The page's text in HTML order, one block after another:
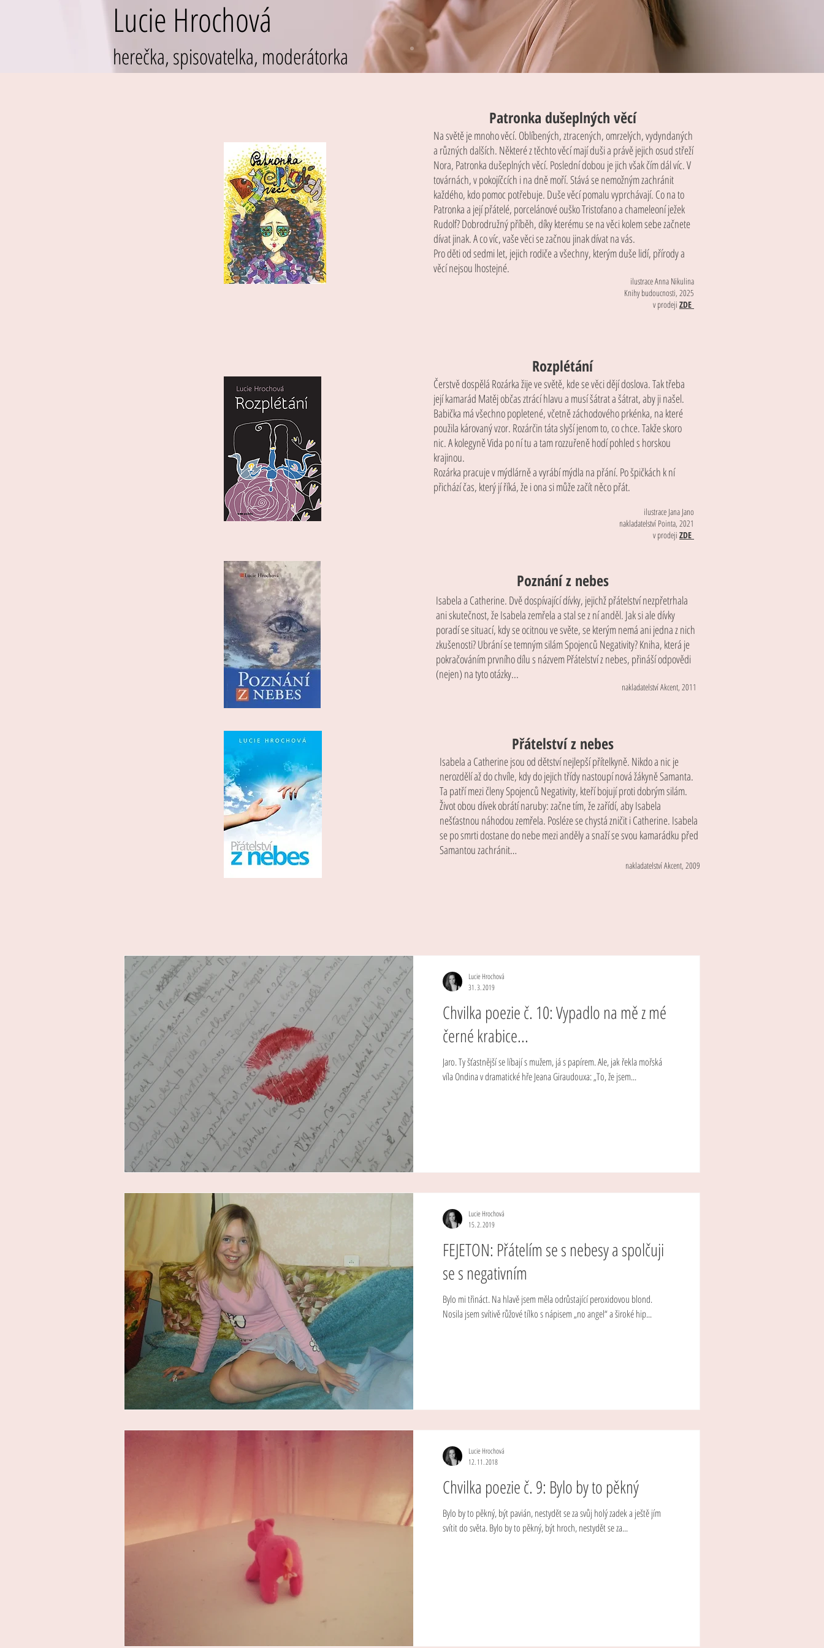
Lucie Hrochová
herečka, spisovatelka, moderátorka
Patronka dušeplných věcí
Na světě je mnoho věcí. Oblíbených, ztracených, omrzelých, vydyndaných
a různých dalších. Některé z těchto věcí mají duši a právě jejich osud střeží
Nora, Patronka dušeplných věcí. Poslední dobou je jich však čím dál víc. V
továrnách, v pokojíčcích i na dně moří. Stává se nemožným zachránit
každého, kdo pomoc potřebuje. Duše věcí pomalu vyprchávají. Co na to
Patronka a její přátelé, porcelánové ouško Tristofano a chameleoní ježek
Rudolf? Dobrodružný příběh, díky kterému se na věci kolem sebe začnete
dívat jinak. A co víc, vaše věci se začnou jinak dívat na vás.
Pro děti od sedmi let, jejich rodiče a všechny, kterým duše lidí, přírody a
věcí nejsou lhostejné.
ilustrace Anna Nikulina
Knihy budoucnosti, 2025
v prodeji ZDE
Rozplétání
Čerstvě dospělá Rozárka žije ve světě, kde se věci dějí doslova. Tak třeba
její kamarád Matěj občas ztrácí hlavu a musí šátrat a šátrat, aby ji našel.
Babička má všechno popletené, včetně záchodového prkénka, na které
použila károvaný vzor. Rozárčin táta slyší jenom to, co chce. Takže skoro
nic. A kolegyně Vida po ní tu a tam rozzuřeně hodí pohled s horskou
krajinou.
Rozárka pracuje v mýdlárně a vyrábí mýdla na přání. Po špičkách k ní
přichází čas, který jí říká, že i ona si může začít něco přát.
ilustrace Jana Jano
nakladatelství Pointa, 2021
v prodeji ZDE
Poznání z nebes
Isabela a Catherine. Dvě dospívající dívky, jejichž přátelství nezpřetrhala
ani skutečnost, že Isabela zemřela a stal se z ní anděl. Jak si ale dívky
poradí se situací, kdy se ocitnou ve světe, se kterým nemá ani jedna z nich
zkušenosti? Ubrání se temným silám Spojenců Negativity? Kniha, která je
pokračováním prvního dílu s názvem Přátelství z nebes, přináší odpovědi
(nejen) na tyto otázky...
nakladatelství Akcent, 2011
Přátelství z nebes
Isabela a Catherine jsou od dětství nejlepší přítelkyně. Nikdo a nic je
nerozdělí až do chvíle, kdy do jejich třídy nastoupí nová žákyně Samanta.
Ta patří mezi členy Spojenců Negativity, kteří bojují proti dobrým silám.
Život obou dívek obrátí naruby: začne tím, že zařídí, aby Isabela
nešťastnou náhodou zemřela. Posléze se chystá zničit i Catherine. Isabela
se po smrti dostane do nebe mezi anděly a snaží se svou kamarádku před
Samantou zachránit…
nakladatelství Akcent, 2009
Chvilka poezie č. 10: Vypadlo na mě z mé
černé krabice...
Jaro. Ty šťastnější se líbají s mužem, já s papírem. Ale, jak řekla mořská
víla Ondina v dramatické hře Jeana Giraudouxa: „To, že jsem...
Lucie Hrochová
31. 3. 2019
FEJETON: Přátelím se s nebesy a spolčuji
se s negativním
Bylo mi třináct. Na hlavě jsem měla odrůstající peroxidovou blond.
Nosila jsem svítivě růžové tílko s nápisem „no angel“ a široké hip...
Lucie Hrochová
15. 2. 2019
Chvilka poezie č. 9: Bylo by to pěkný
Bylo by to pěkný, být pavián, nestydět se za svůj holý zadek a ještě jím
svítit do světa. Bylo by to pěkný, být hroch, nestydět se za...
Lucie Hrochová
12. 11. 2018